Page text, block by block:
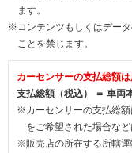
ます。
※コンテンツもしくはデー
ことを禁じます。
カーセンサーの支払総額
支払総額（税込） ＝ 車両
※カーセンサーの支払総
をご希望された場合な
※販売店の所在する所轄